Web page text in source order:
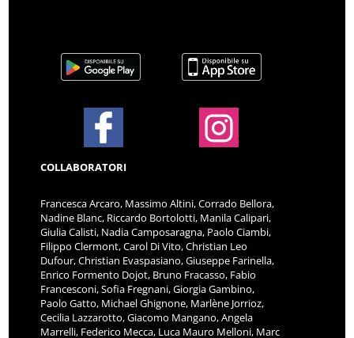
COLLABORATORI
Francesca Arcaro, Massimo Altini, Corrado Bellora,
Nadine Blanc, Riccardo Bortolotti, Manila Calipari,
Giulia Calisti, Nadia Camposaragna, Paolo Ciambi,
Filippo Clermont, Carol Di Vito, Christian Leo
Dufour, Christian Evaspasiano, Giuseppe Farinella,
Enrico Formento Dojot, Bruno Fracasso, Fabio
Francesconi, Sofia Fregnani, Giorgia Gambino,
Paolo Gatto, Michael Ghignone, Marlène Jorrioz,
Cecilia Lazzarotto, Giacomo Mangano, Angela
Marrelli, Federico Mecca, Luca Mauro Melloni, Marc